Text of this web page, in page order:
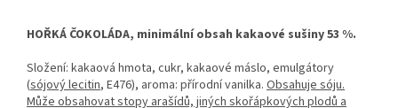
HOŘKÁ ČOKOLÁDA, minimální obsah kakaové sušiny 53 %.
Složení: kakaová hmota, cukr, kakaové máslo, emulgátory
(sójový lecitin, E476), aroma: přírodní vanilka. Obsahuje sóju.
Může obsahovat stopy arašídů, jiných skořápkových plodů a